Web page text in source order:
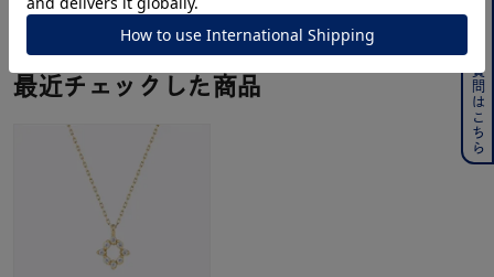
最近チェックした商品 よくある質問はこちら